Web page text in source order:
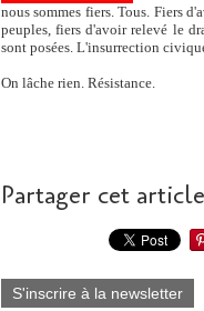
nous sommes fiers. Tous. Fiers
peuples, fiers d'avoir relevé le
sont posées. L'insurrection
On lâche rien. Résistance.
Partager cet article
S'inscrire à la newsletter